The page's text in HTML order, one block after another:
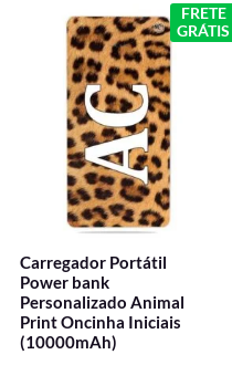
FRETE
GRÁTIS
Carregador Portátil
Power bank
Personalizado Animal
Print Oncinha Iniciais
(10000mAh)
preço
original
era:
R$ 199,90.
O
preço
atual
é:
R$ 129,90.